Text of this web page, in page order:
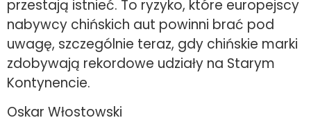
przestają istnieć. To ryzyko, które europejscy
nabywcy chińskich aut powinni brać pod
uwagę, szczególnie teraz, gdy chińskie marki
zdobywają rekordowe udziały na Starym
Kontynencie.
Oskar Włostowski